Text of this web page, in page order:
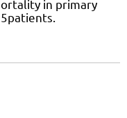
in primary